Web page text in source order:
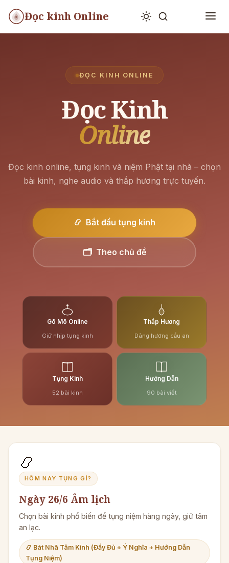
Đọc kinh Online
ĐỌC KINH ONLINE
Đọc Kinh
Online
Đọc kinh online, tụng kinh và niệm Phật tại nhà – chọn
bài kinh, nghe audio và thắp hương trực tuyến.
📿 Bắt đầu tụng kinh
🗂️ Theo chủ đề
Gõ Mõ Online
Giữ nhịp tụng kinh
Thắp Hương
Dâng hương cầu an
Tụng Kinh
52 bài kinh
Hướng Dẫn
90 bài viết
📿
HÔM NAY TỤNG GÌ?
Ngày 26/6 Âm lịch
Chọn bài kinh phổ biến để tụng niệm hàng ngày, giữ tâm
an lạc.
📿 Bát Nhã Tâm Kinh (Đầy Đủ + Ý Nghĩa + Hướng Dẫn
Tụng Niệm)